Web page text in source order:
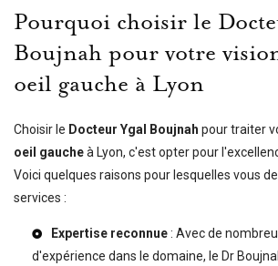
Pourquoi choisir le
Boujnah pour votre
oeil gauche à Lyon
Choisir le Docteur Ygal Boujnah pour traiter
oeil gaucheà Lyon, c'est opter pour
Voici quelques raisons pour lesquelles vous
services :
Expertise reconnue: Avec de
d'expérience dans le domaine, le Dr